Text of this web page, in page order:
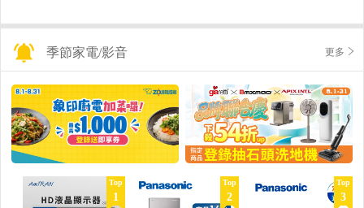
季節家電/影音 更多
Top
1
Top
2
Top
3